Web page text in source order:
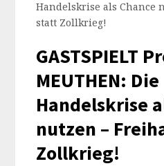
GASTSPIELT
MEUTHEN: Die
Handelskrise
nutzen –
Zollkrieg!